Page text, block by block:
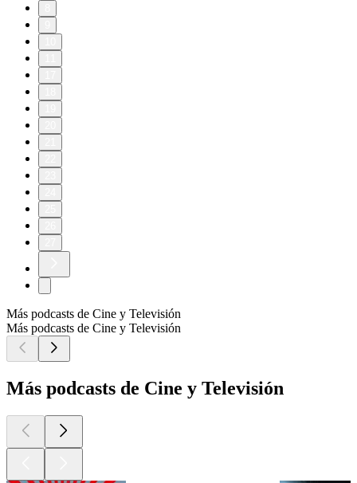
Más podcasts de Cine y Televisión
Más podcasts de Cine y Televisión
Más podcasts de Cine y Televisión